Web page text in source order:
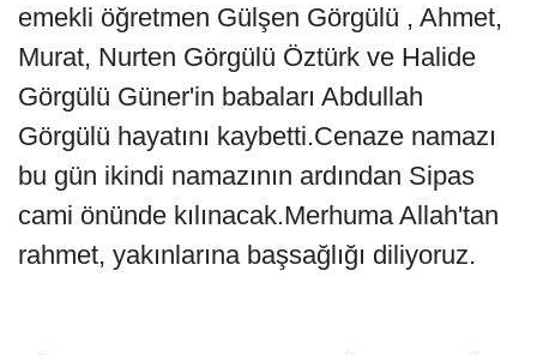
emekli öğretmen Gülşen Görgülü , Ahmet,
Murat, Nurten Görgülü Öztürk ve Halide
Görgülü Güner'in babaları Abdullah
Görgülü hayatını kaybetti.Cenaze namazı
bu gün ikindi namazının ardından Sipas
cami önünde kılınacak.Merhuma Allah'tan
rahmet, yakınlarına başsağlığı diliyoruz.